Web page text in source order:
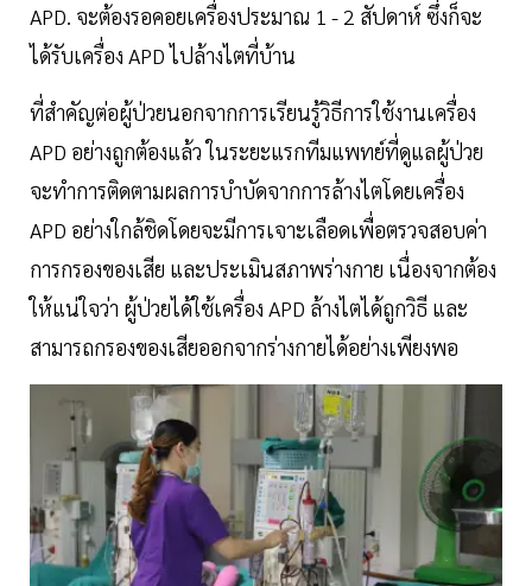
APD. จะต้องรอคอยเครื่องประมาณ 1 - 2 สัปดาห์ ซึ่งก็จะ
ได้รับเครื่อง APD ไปล้างไตที่บ้าน
ที่สำคัญต่อผู้ป่วยนอกจากการเรียนรู้วิธีการใช้งานเครื่อง
APD อย่างถูกต้องแล้ว ในระยะแรกทีมแพทย์ที่ดูแลผู้ป่วย
จะทำการติดตามผลการบำบัดจากการล้างไตโดยเครื่อง
APD อย่างใกล้ชิดโดยจะมีการเจาะเลือดเพื่อตรวจสอบค่า
การกรองของเสีย และประเมินสภาพร่างกาย เนื่องจากต้อง
ให้แน่ใจว่า ผู้ป่วยได้ใช้เครื่อง APD ล้างไตได้ถูกวิธี และ
สามารถกรองของเสียออกจากร่างกายได้อย่างเพียงพอ